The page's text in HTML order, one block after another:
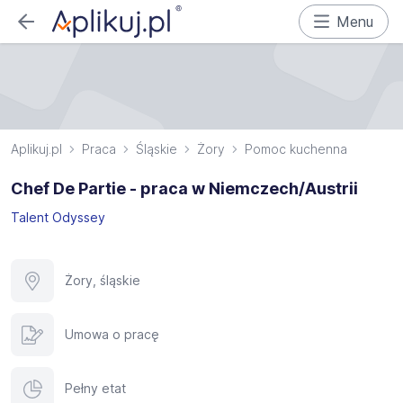
Menu
Aplikuj.pl Praca Śląskie Żory Pomoc kuchenna
Chef De Partie - praca w Niemczech/Austrii
Talent Odyssey
Żory, śląskie
Umowa o pracę
Pełny etat